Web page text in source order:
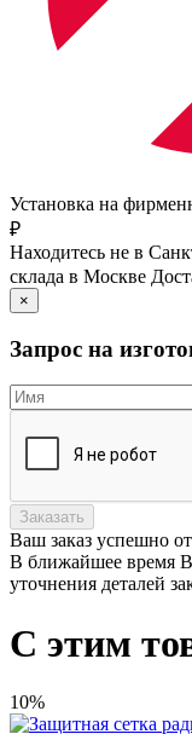
Установка на
₽
Находитесь не в
склада в Москве
×
Запрос на
Заказать
Ваш заказ успешно
В ближайшее время
уточнения деталей
С этим
10%